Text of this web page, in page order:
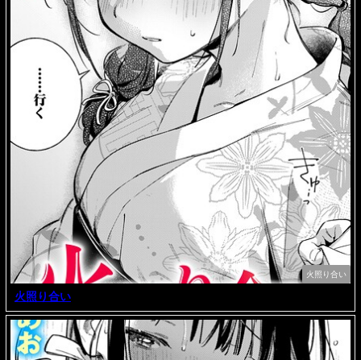
火照り合い
火照り合い